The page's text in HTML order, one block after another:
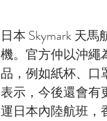
日本 Skymark 天
機。官方仲以沖繩
品，例如紙杯、口
表示，今後還會有
運日本內陸航班，